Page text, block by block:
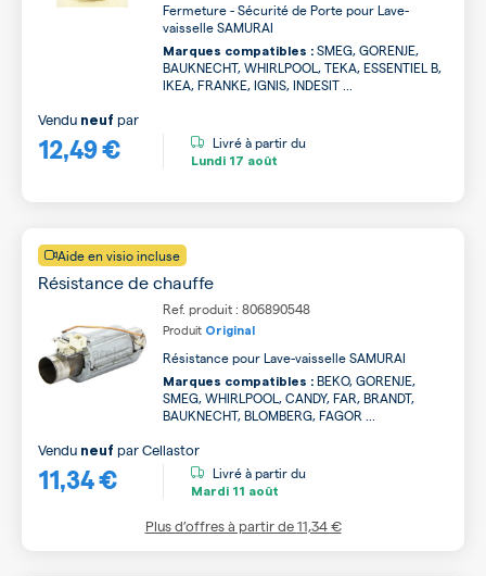
Fermeture - Sécurité de Porte pour Lave-
vaisselle SAMURAI
Marques compatibles : SMEG, GORENJE,
BAUKNECHT, WHIRLPOOL, TEKA, ESSENTIEL B,
IKEA, FRANKE, IGNIS, INDESIT ...
12,49 €
Vendu neuf par
Livré à partir du
Lundi 17 août
Aide en visio incluse
Résistance de chauffe
Ref. produit : 806890548
Produit Original
Résistance pour Lave-vaisselle SAMURAI
Marques compatibles : BEKO, GORENJE,
SMEG, WHIRLPOOL, CANDY, FAR, BRANDT,
BAUKNECHT, BLOMBERG, FAGOR ...
11,34 €
Vendu neuf parCellastor
Livré à partir du
Mardi 11 août
Plus d’offres à partir de11,34 €